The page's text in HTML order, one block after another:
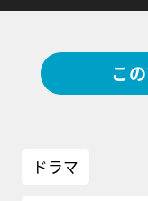
こ
ドラマ